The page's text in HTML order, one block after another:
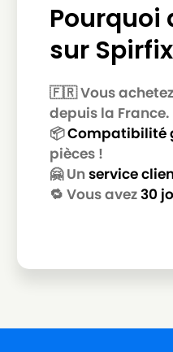
Pourquoi
sur
🇫🇷 Vous
depuis la France.
📦Compatibilité
pièces !
🤗 Un service
🔁 Vous avez30